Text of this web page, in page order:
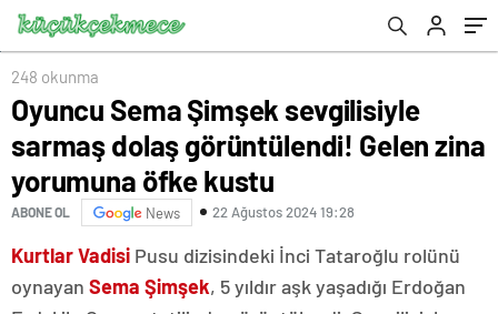
öfke kustu
248 okunma
Oyuncu Sema Şimşek sevgilisiyle
sarmaş dolaş görüntülendi! Gelen zina
yorumuna öfke kustu
ABONE OL News 22 Ağustos 2024 19:28
Kurtlar Vadisi Pusu dizisindeki İnci Tataroğlu rolünü
oynayan Sema Şimşek, 5 yıldır aşk yaşadığı Erdoğan